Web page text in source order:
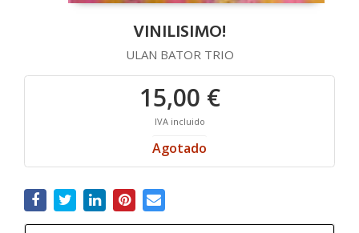
VINILISIMO!
ULAN BATOR TRIO
15,00 €
IVA incluido
Agotado